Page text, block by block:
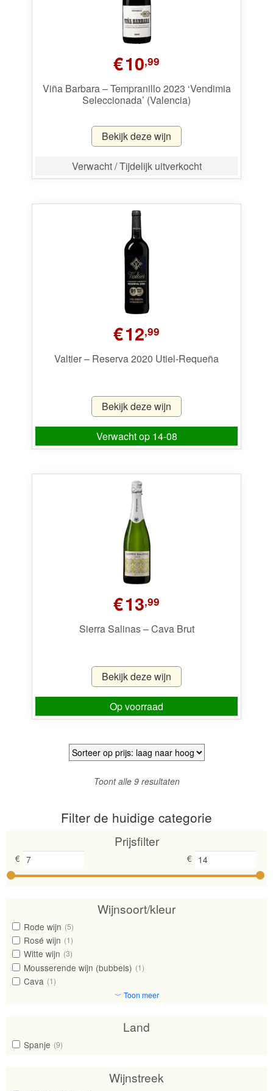
€10,99
Viña Barbara – Tempranillo 2023 ‘Vendimia
Seleccionada’ (Valencia)
Bekijk deze wijn
Verwacht / Tijdelijk uitverkocht
€12,99
Valtier – Reserva 2020 Utiel-Requeña
Bekijk deze wijn
Verwacht op 14-08
€13,99
Sierra Salinas – Cava Brut
Bekijk deze wijn
Op voorraad
Toont alle 9 resultatenGesorteerd
laag
hoog
Filter de huidige categorie
Prijsfilter
€ €
Wijnsoort/kleur
Rode wijn (5)
Rosé wijn (1)
Witte wijn (3)
Mousserende wijn (bubbels) (1)
Cava (1)
﹀ Toon meer
Land
Spanje (9)
Wijnstreek